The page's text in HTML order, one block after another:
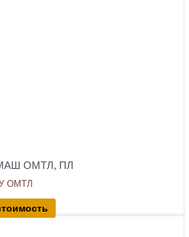
ОМТЛ, ПЛ
ОМТЛ